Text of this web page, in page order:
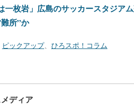
一枚岩」広島のサッカースタジア
所”か
ピックアップ、 ひろスポ！コラム
ディア